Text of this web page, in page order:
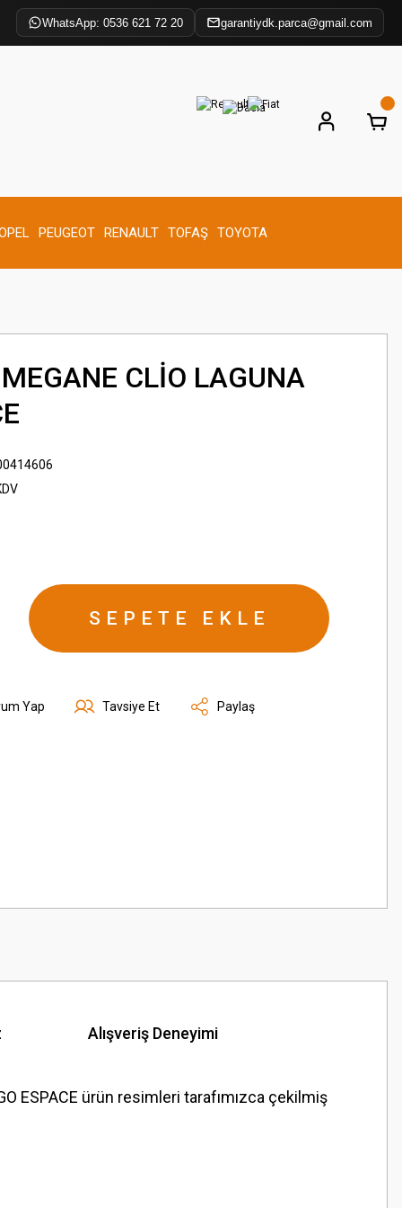
WhatsApp: 0536 621 72 20 garantiydk.parca@gmail.com
PEUGEOT RENAULT TOFAŞ TOYOTA
CLİO LAGUNA
SEPETE EKLE
Yap Tavsiye Et Paylaş
Alışveriş Deneyimi
ESPACE ürün resimleri tarafımızca çekilmiş